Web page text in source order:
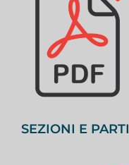
SEZIONI E PARTI